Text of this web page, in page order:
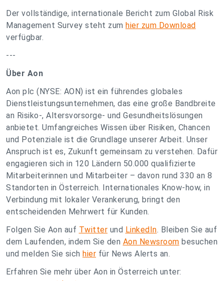
Der vollständige, internationale Bericht zum Global Risk
Management Survey steht zum hier zum Download
verfügbar.
---
Über Aon
Aon plc (NYSE: AON) ist ein führendes globales
Dienstleistungsunternehmen, das eine große Bandbreite
an Risiko-, Altersvorsorge- und Gesundheitslösungen
anbietet. Umfangreiches Wissen über Risiken, Chancen
und Potenziale ist die Grundlage unserer Arbeit. Unser
Anspruch ist es, Zukunft gemeinsam zu verstehen. Dafür
engagieren sich in 120 Ländern 50.000 qualifizierte
Mitarbeiterinnen und Mitarbeiter – davon rund 330 an 8
Standorten in Österreich. Internationales Know-how, in
Verbindung mit lokaler Verankerung, bringt den
entscheidenden Mehrwert für Kunden.
Folgen Sie Aon auf Twitter und LinkedIn. Bleiben Sie auf
dem Laufenden, indem Sie den Aon Newsroom besuchen
und melden Sie sich hier für News Alerts an.
Erfahren Sie mehr über Aon in Österreich unter: